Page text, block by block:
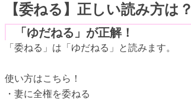
【委ねる】正しい読み方は？
「ゆだねる」が正解！
「委ねる」は「ゆだねる」と読みます。
使い方はこちら！
・妻に全権を委ねる